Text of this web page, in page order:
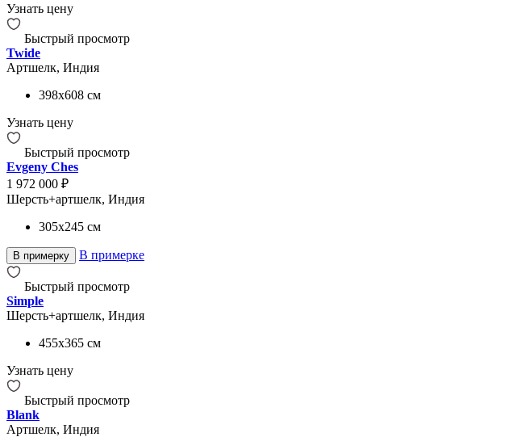
Узнать цену
Быстрый просмотр
Twide
Артшелк, Индия
398x608 см
Узнать цену
Быстрый просмотр
Evgeny Ches
1 972 000 ₽
Шерсть+артшелк, Индия
305x245 см
В примерку В примерке
Быстрый просмотр
Simple
Шерсть+артшелк, Индия
455x365 см
Узнать цену
Быстрый просмотр
Blank
Артшелк, Индия